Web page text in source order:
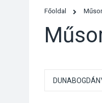
Főoldal